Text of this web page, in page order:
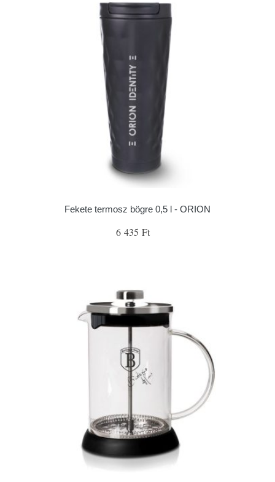
Fekete termosz bögre 0,5 l - ORION
6 435 Ft